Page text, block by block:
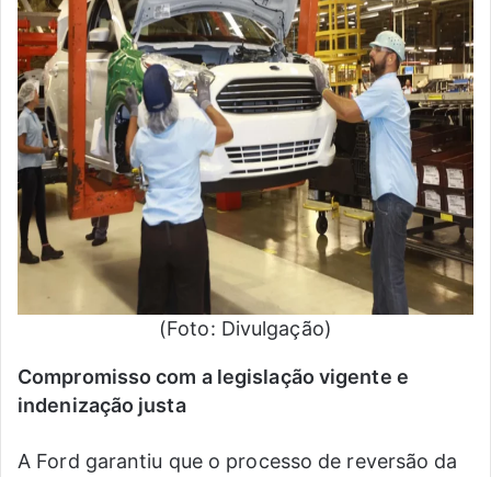
(Foto: Divulgação)
Compromisso com a legislação vigente e
indenização justa
A Ford garantiu que o processo de reversão da